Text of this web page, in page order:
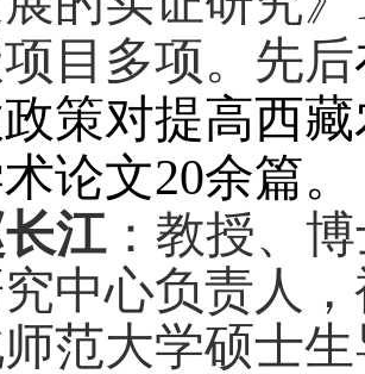
目多项。 先后
策对提高西
论文20余篇。
江：教授、
中心负责人
范大学硕士